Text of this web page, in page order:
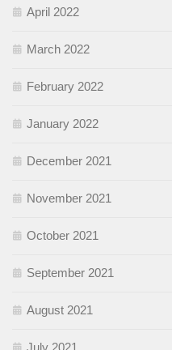
April 2022
March 2022
February 2022
January 2022
December 2021
November 2021
October 2021
September 2021
August 2021
July 2021